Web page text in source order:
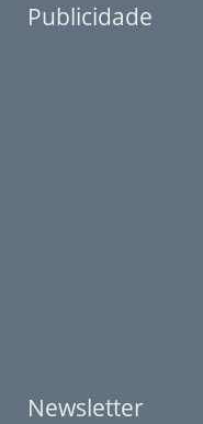
Publicidade
Newsletter